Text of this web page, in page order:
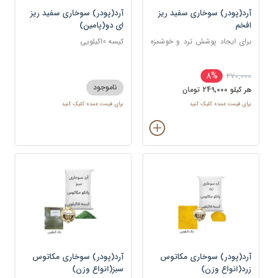
آرد(پودر) سوخاری سفید ریز
افخم
برای ایجاد پوشش ترد و خوشمزه
270,000
8%
هر کيلو 249,000 تومان
برای قیمت عمده کلیک کنید
آرد(پودر) سوخاری سفید ریز
ای دو(پامین)
کیسه 10کیلویی
ناموجود
برای قیمت عمده کلیک کنید
آرد(پودر) سوخاری مکاتوس
زرد(انواع وزن)
آرد(پودر) سوخاری مکاتوس
سبز(انواع وزن)